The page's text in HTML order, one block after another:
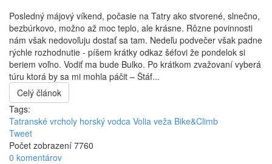
Posledný májový víkend, počasie na Tatry ako stvorené, slnečno,
bezbúrkovo, možno až moc teplo, ale krásne. Rôzne povinnosti
nám však nedovoľuju dostať sa tam. Nedeľu podvečer však padne
rýchle rozhodnutie - píšem krátky odkaz šéfovi že pondelok si
beriem voľno. Vodiť ma bude Bulko. Po krátkom zvažovaní vyberá
túru ktorá by sa mi mohla páčit – Štáf...
Celý článok
Tags:
Tatranské vrcholy horský vodca Volia veža Bike&Climb
Tweet
Počet zobrazení 7760
0 komentárov